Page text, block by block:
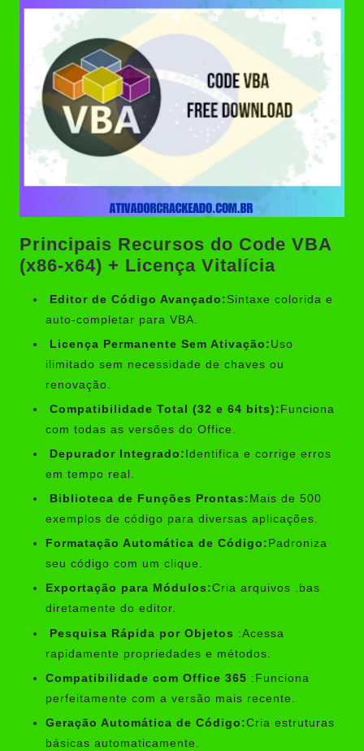
Principais Recursos do Code VBA
(x86-x64) + Licença Vitalícia
Editor de Código Avançado: Sintaxe colorida e
auto-completar para VBA.
Licença Permanente Sem Ativação: Uso
ilimitado sem necessidade de chaves ou
renovação.
Compatibilidade Total (32 e 64 bits): Funciona
com todas as versões do Office.
Depurador Integrado: Identifica e corrige erros
em tempo real.
Biblioteca de Funções Prontas: Mais de 500
exemplos de código para diversas aplicações.
Formatação Automática de Código: Padroniza
seu código com um clique.
Exportação para Módulos:Cria arquivos .bas
diretamente do editor.
Pesquisa Rápida por Objetos :Acessa
rapidamente propriedades e métodos.
Compatibilidade com Office 365 :Funciona
perfeitamente com a versão mais recente.
Geração Automática de Código:Cria estruturas
básicas automaticamente.